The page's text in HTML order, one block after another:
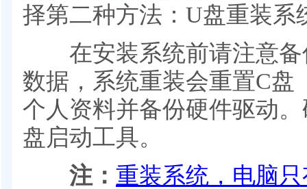
择第二种方法：U盘重装系
在安装系统前请注意备
数据，系统重装会重置C盘
个人资料并备份硬件驱动
盘启动工具。
注： 重装系统，电脑